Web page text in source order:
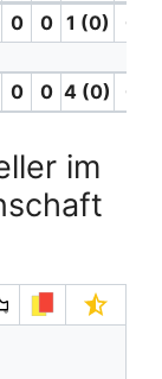
0 0 1 (0) 0
0 0 4 (0) 0
im